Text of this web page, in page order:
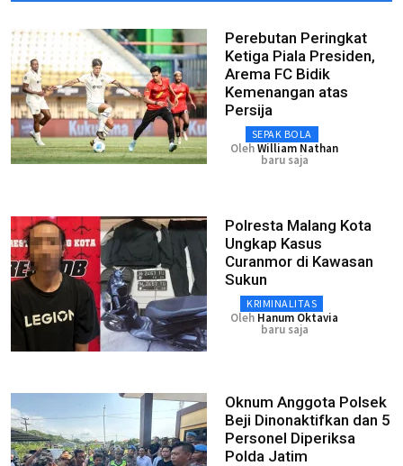
Perebutan Peringkat
Ketiga Piala Presiden,
Arema FC Bidik
Kemenangan atas
Persija
SEPAK BOLA
OlehWilliam Nathan
baru saja
Polresta Malang Kota
Ungkap Kasus
Curanmor di Kawasan
Sukun
KRIMINALITAS
Oleh Hanum Oktavia
baru saja
Oknum Anggota Polsek
Beji Dinonaktifkan dan 5
Personel Diperiksa
Polda Jatim